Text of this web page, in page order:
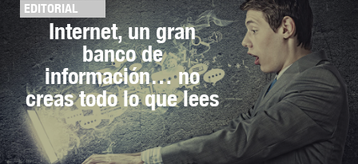
EDITORIAL
Internet, un gran
banco de
información… no
creas todo lo que lees